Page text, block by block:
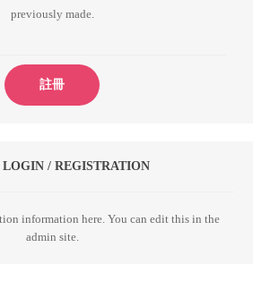
previously made.
註冊
/ REGISTRATION
information here. You can edit this in the
admin site.